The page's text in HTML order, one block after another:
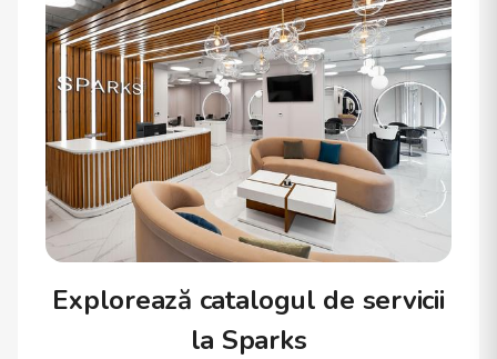
Explorează catalogul de servicii
la Sparks